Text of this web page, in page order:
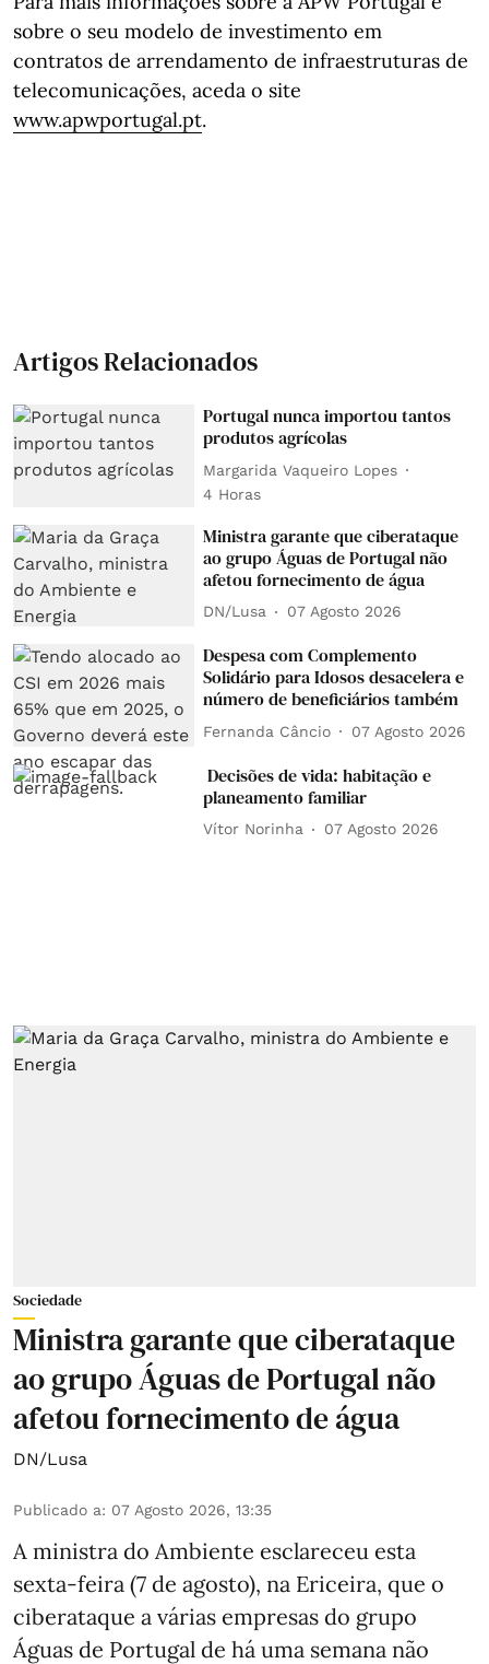
sobre o seu modelo de investimento em
contratos de arrendamento de infraestruturas de
telecomunicações, aceda o site
www.apwportugal.pt.
Artigos Relacionados
Portugal nunca importou tantos
produtos agrícolas
Margarida Vaqueiro Lopes
4 Horas
Ministra garante que ciberataque
ao grupo Águas de Portugal não
afetou fornecimento de água
DN/Lusa 07 Agosto 2026
Despesa com Complemento
Solidário para Idosos desacelera e
número de beneficiários também
Fernanda Câncio 07 Agosto 2026
Decisões de vida: habitação e
planeamento familiar
Vítor Norinha 07 Agosto 2026
Sociedade
Ministra garante que ciberataque
ao grupo Águas de Portugal não
afetou fornecimento de água
DN/Lusa
Publicado a: 07 Agosto 2026, 13:35
A ministra do Ambiente esclareceu esta
sexta-feira (7 de agosto), na Ericeira, que o
ciberataque a várias empresas do grupo
Águas de Portugal de há uma semana não